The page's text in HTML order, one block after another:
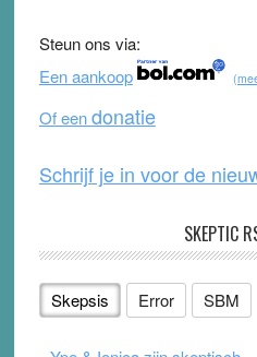
b
o
o
k
b
e
Steun ons via:
Een aankoop
Of eendonatie
Schrijf je in voor de
SKEPTIC
Skepsis Error SBM